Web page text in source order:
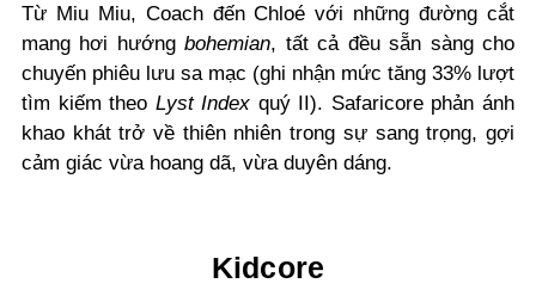
Từ Miu Miu, Coach đến Chloé với những đường cắt
mang hơi hướngbohemian, tất cả đều sẵn sàng cho
chuyến phiêu lưu sa mạc (ghi nhận mức tăng 33% lượt
tìm kiếm theo Lyst Index quý II). Safaricore phản ánh
khao khát trở về thiên nhiên trong sự sang trọng, gợi
cảm giác vừa hoang dã, vừa duyên dáng.
Kidcore